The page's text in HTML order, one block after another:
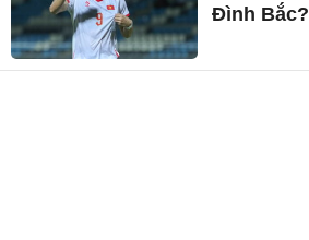
Đình Bắc?